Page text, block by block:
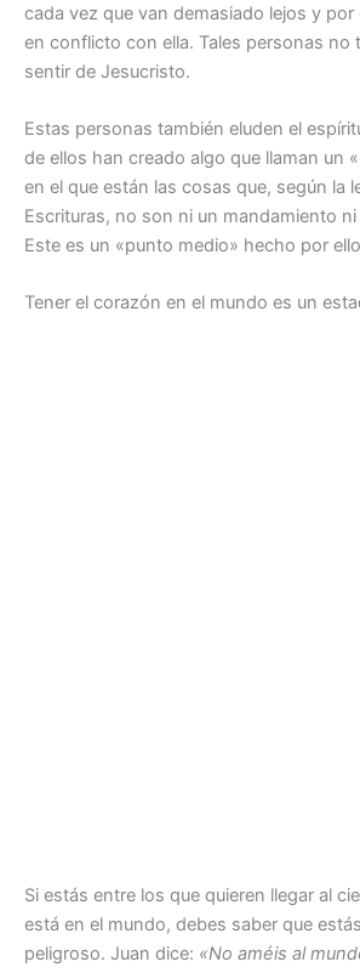
cada vez que van demasiado lejos y
en conflicto con ella. Tales personas no
sentir de Jesucristo.
Estas personas también eluden el
de ellos han creado algo que llaman un
en el que están las cosas que, según la
Escrituras, no son ni un mandamiento
Este es un «punto medio» hecho por
Tener el corazón en el mundo es un
Si estás entre los que quieren llegar al
está en el mundo, debes saber que
peligroso. Juan dice: «No améis al